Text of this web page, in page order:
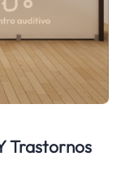
Trastornos